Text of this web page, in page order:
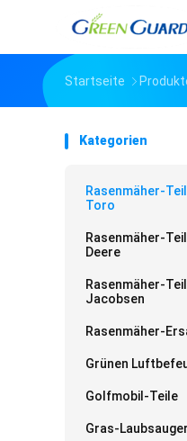
Startseite
Kategorien
Rasenmäher-
Toro
Rasenmäher-
Deere
Rasenmäher-
Jacobsen
Rasenmäher-
Grünen
Golfmobil-Teile
Gras-Laubsauger